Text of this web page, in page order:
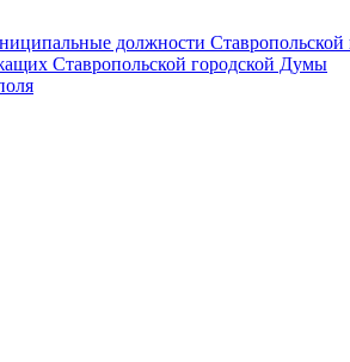
должности
Ставропольской городской Думы